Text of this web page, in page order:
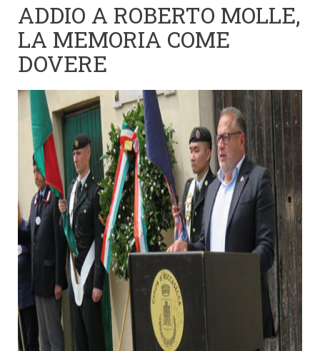
ADDIO A ROBERTO MOLLE,
LA MEMORIA COME
DOVERE